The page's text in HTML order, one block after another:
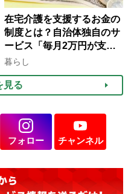
在宅介護を支援するお金の
制度とは？自治体独自のサ
ービス「毎月2万円が支給
される」ケースも【FP解
暮らし
見る
フォロー チャンネル